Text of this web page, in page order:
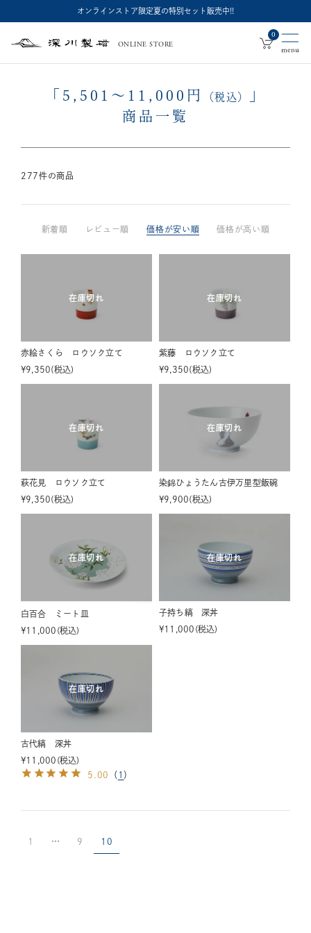
オンラインストア限定夏の特別セット販売中!!
深
製
ONLINE STORE
0
5,501 ～ 11,000 円 （税込）
」
商品一覧
277件の商品
新着順 レビュー順 価格が安い順 価格が高い順
赤絵さくら ロウソク立て
¥9,350 税込
在庫切れ
紫藤 ロウソク立て
¥9,350 税込
在庫切れ
萩花見 ロウソク立て
¥9,350 税込
在庫切れ
染錦ひょうたん古伊万里型飯碗
¥9,900 税込
在庫切れ
白百合 ミート皿
¥11,000 税込
在庫切れ
子持ち縞 深丼
¥11,000 税込
在庫切れ
古代縞 深丼
¥11,000 税込
在庫切れ
5.00 （ 1 ）
1 … 9 10